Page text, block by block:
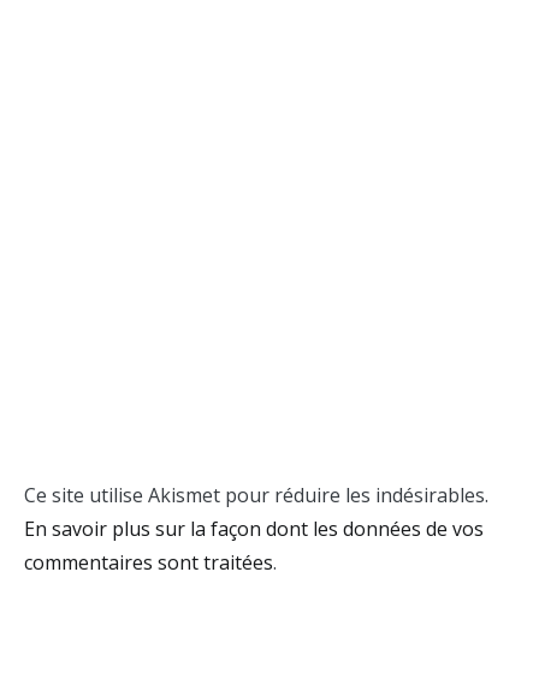
Ce site utilise Akismet pour réduire les indésirables.
En savoir plus sur la façon dont les données de vos
commentaires sont traitées.